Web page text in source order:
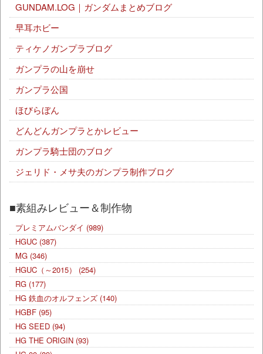
GUNDAM.LOG｜ガンダムまとめブログ
早耳ホビー
ティケノガンプラブログ
ガンプラの山を崩せ
ガンプラ公国
ほびらぼん
どんどんガンプラとかレビュー
ガンプラ騎士団のブログ
ジェリド・メサ夫のガンプラ制作ブログ
■素組みレビュー＆制作物
プレミアムバンダイ (989)
HGUC (387)
MG (346)
HGUC（～2015）
(254)
RG (177)
HG 鉄血のオルフェンズ (140)
HGBF (95)
HG SEED (94)
HG THE ORIGIN (93)